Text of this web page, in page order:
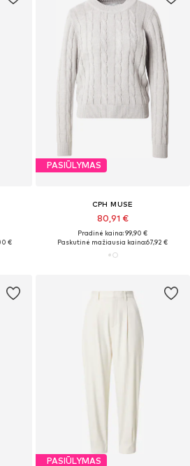
€
PASIŪLYMAS
CPH MUSE
80,91 €
Pradinė kaina: 99,90 €
Paskutinė mažiausia kaina:67,92 €
PASIŪLYMAS